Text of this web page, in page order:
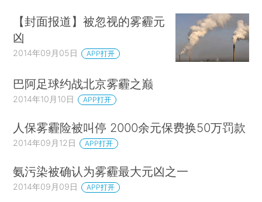
【封面报道】被忽视的雾霾元
凶
2014年09月05日 APP打开
巴阿足球约战北京雾霾之巅
2014年10月10日 APP打开
人保雾霾险被叫停 2000余元保费换50万罚款
2014年09月12日 APP打开
氨污染被确认为雾霾最大元凶之一
2014年09月09日 APP打开